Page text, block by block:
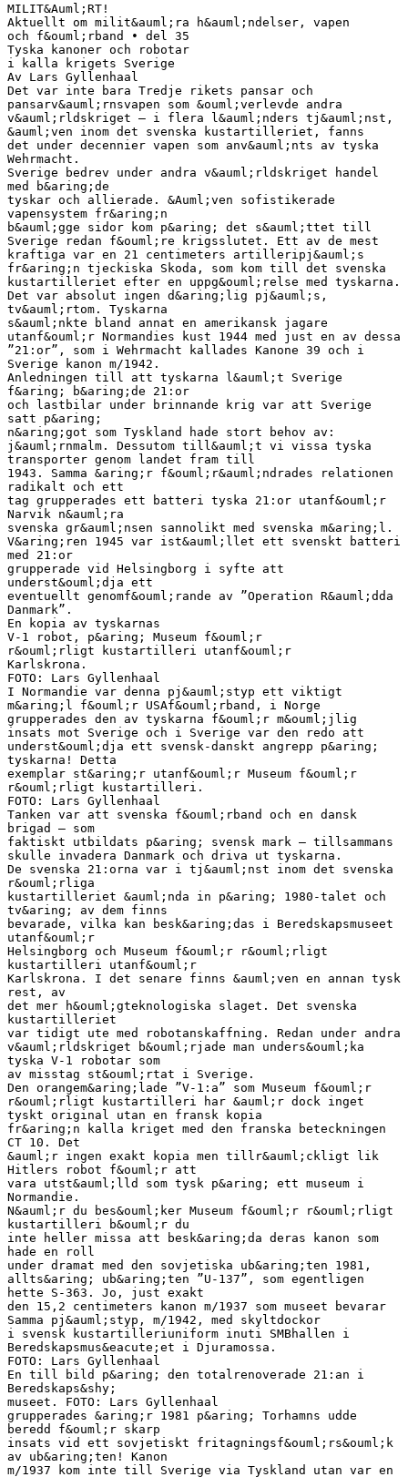
MILIT&Auml;RT!
Aktuellt om milit&auml;ra h&auml;ndelser, vapen
och f&ouml;rband • del 35
Tyska kanoner och robotar
i kalla krigets Sverige
Av Lars Gyllenhaal
Det var inte bara Tredje rikets pansar och
pansarv&auml;rnsvapen som &ouml;verlevde andra
v&auml;rldskriget – i flera l&auml;nders tj&auml;nst,
&auml;ven inom det svenska kustartilleriet, fanns
det under decennier vapen som anv&auml;nts av tyska
Wehrmacht.
Sverige bedrev under andra v&auml;rldskriget handel
med b&aring;de
tyskar och allierade. &Auml;ven sofistikerade
vapensystem fr&aring;n
b&auml;gge sidor kom p&aring; det s&auml;ttet till
Sverige redan f&ouml;re krigsslutet. Ett av de mest
kraftiga var en 21 centimeters artilleripj&auml;s
fr&aring;n tjeckiska Skoda, som kom till det svenska
kustartilleriet efter en uppg&ouml;relse med tyskarna.
Det var absolut ingen d&aring;lig pj&auml;s,
tv&auml;rtom. Tyskarna
s&auml;nkte bland annat en amerikansk jagare
utanf&ouml;r Normandies kust 1944 med just en av dessa
”21:or”, som i Wehrmacht kallades Kanone 39 och i
Sverige kanon m/1942.
Anledningen till att tyskarna l&auml;t Sverige
f&aring; b&aring;de 21:or
och lastbilar under brinnande krig var att Sverige
satt p&aring;
n&aring;got som Tyskland hade stort behov av:
j&auml;rnmalm. Dessutom till&auml;t vi vissa tyska
transporter genom landet fram till
1943. Samma &aring;r f&ouml;r&auml;ndrades relationen
radikalt och ett
tag grupperades ett batteri tyska 21:or utanf&ouml;r
Narvik n&auml;ra
svenska gr&auml;nsen sannolikt med svenska m&aring;l.
V&aring;ren 1945 var ist&auml;llet ett svenskt batteri
med 21:or
grupperade vid Helsingborg i syfte att
underst&ouml;dja ett
eventuellt genomf&ouml;rande av ”Operation R&auml;dda
Danmark”.
En kopia av tyskarnas
V-1 robot, p&aring; Museum f&ouml;r
r&ouml;rligt kustartilleri utanf&ouml;r
Karlskrona.
FOTO: Lars Gyllenhaal
I Normandie var denna pj&auml;styp ett viktigt
m&aring;l f&ouml;r USAf&ouml;rband, i Norge
grupperades den av tyskarna f&ouml;r m&ouml;jlig
insats mot Sverige och i Sverige var den redo att
underst&ouml;dja ett svensk-danskt angrepp p&aring;
tyskarna! Detta
exemplar st&aring;r utanf&ouml;r Museum f&ouml;r
r&ouml;rligt kustartilleri.
FOTO: Lars Gyllenhaal
Tanken var att svenska f&ouml;rband och en dansk
brigad – som
faktiskt utbildats p&aring; svensk mark – tillsammans
skulle invadera Danmark och driva ut tyskarna.
De svenska 21:orna var i tj&auml;nst inom det svenska
r&ouml;rliga
kustartilleriet &auml;nda in p&aring; 1980-talet och
tv&aring; av dem finns
bevarade, vilka kan besk&aring;das i Beredskapsmuseet
utanf&ouml;r
Helsingborg och Museum f&ouml;r r&ouml;rligt
kustartilleri utanf&ouml;r
Karlskrona. I det senare finns &auml;ven en annan tysk
rest, av
det mer h&ouml;gteknologiska slaget. Det svenska
kustartilleriet
var tidigt ute med robotanskaffning. Redan under andra
v&auml;rldskriget b&ouml;rjade man unders&ouml;ka
tyska V-1 robotar som
av misstag st&ouml;rtat i Sverige.
Den orangem&aring;lade ”V-1:a” som Museum f&ouml;r
r&ouml;rligt kustartilleri har &auml;r dock inget
tyskt original utan en fransk kopia
fr&aring;n kalla kriget med den franska beteckningen
CT 10. Det
&auml;r ingen exakt kopia men tillr&auml;ckligt lik
Hitlers robot f&ouml;r att
vara utst&auml;lld som tysk p&aring; ett museum i
Normandie.
N&auml;r du bes&ouml;ker Museum f&ouml;r r&ouml;rligt
kustartilleri b&ouml;r du
inte heller missa att besk&aring;da deras kanon som
hade en roll
under dramat med den sovjetiska ub&aring;ten 1981,
allts&aring; ub&aring;ten ”U-137”, som egentligen
hette S-363. Jo, just exakt
den 15,2 centimeters kanon m/1937 som museet bevarar
Samma pj&auml;styp, m/1942, med skyltdockor
i svensk kustartilleriuniform inuti SMBhallen i
Beredskapsmus&eacute;et i Djuramossa.
FOTO: Lars Gyllenhaal
En till bild p&aring; den totalrenoverade 21:an i
Beredskaps&shy;
museet. FOTO: Lars Gyllenhaal
grupperades &aring;r 1981 p&aring; Torhamns udde
beredd f&ouml;r skarp
insats vid ett sovjetiskt fritagningsf&ouml;rs&ouml;k
av ub&aring;ten! Kanon
m/1937 kom inte till Sverige via Tyskland utan var en